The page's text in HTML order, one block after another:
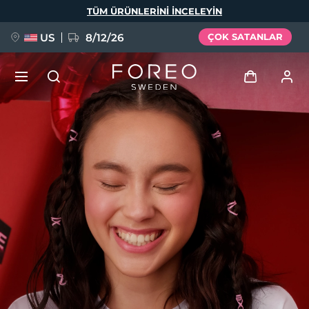
TÜM ÜRÜNLERINI INCELEYIN
US 8/12/26 ÇOK SATANLAR
Kullanici profi̇li̇
Cihazlarım
Siparişlerim
Adresim
Aboneliklerim
FAQ™ Pure Beauty-Tech Elixir
BREAKING NEWS
issa™ Teeth Whitening Set
Dil Seçimi
English Deutsch
Español
Français
Italiano
Português
Polski
Svenska
Русский
Türkçe
简体中文 繁體中文